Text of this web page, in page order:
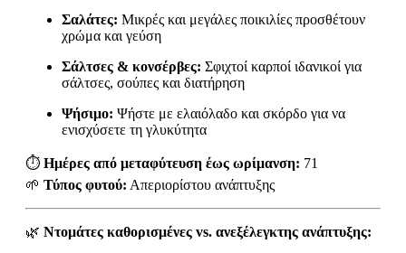
Σαλάτες: Μικρές και μεγάλες ποικιλίες προσθέτουν
χρώμα και γεύση
Σάλτσες & κονσέρβες: Σφιχτοί καρποί ιδανικοί για
σάλτσες, σούπες και διατήρηση
Ψήσιμο: Ψήστε με ελαιόλαδο και σκόρδο για να
ενισχύσετε τη γλυκύτητα
⏱ Ημέρες από μεταφύτευση έως ωρίμανση: 71
🌱 Τύπος φυτού: Απεριορίστου ανάπτυξης
🌿 Ντομάτες καθορισμένες vs. ανεξέλεγκτης ανάπτυξης: